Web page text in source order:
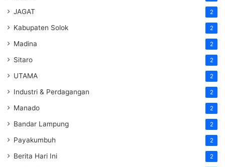
JAGAT 2
Kabupaten Solok 2
Madina 2
Sitaro 2
UTAMA 2
Industri & Perdagangan 2
Manado 2
Bandar Lampung 2
Payakumbuh 2
Berita Hari Ini 2